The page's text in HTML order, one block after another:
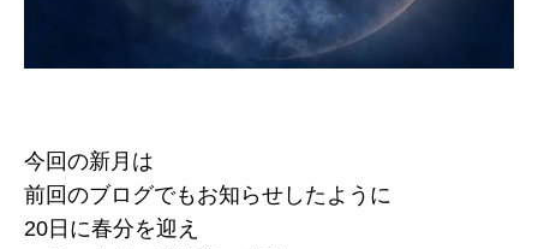
今回の新月は
前回のブログでもお知らせしたように
20日に春分を迎え